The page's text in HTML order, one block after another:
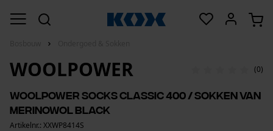
WOOLPOWER (0)
Woolpower Socks Classic 400 / sokken van
merinowol black
Artikelnr.: XXWP8414S